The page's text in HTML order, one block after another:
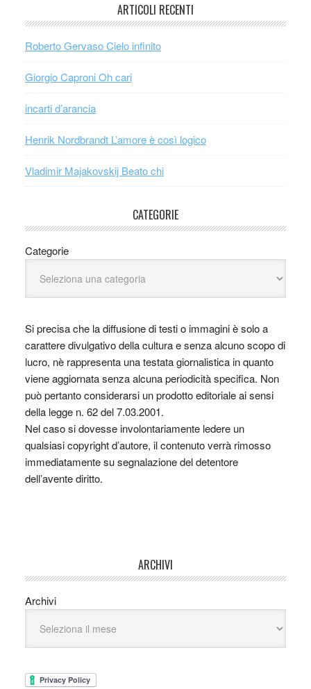
ARTICOLI RECENTI
Roberto Gervaso Cielo infinito
Giorgio Caproni Oh cari
incarti d’arancia
Henrik Nordbrandt L’amore è così logico
Vladimir Majakovskij Beato chi
CATEGORIE
Categorie
Si precisa che la diffusione di testi o immagini è solo a
carattere divulgativo della cultura e senza alcuno scopo di
lucro, nè rappresenta una testata giornalistica in quanto
viene aggiornata senza alcuna periodicità specifica. Non
può pertanto considerarsi un prodotto editoriale ai sensi
della legge n. 62 del 7.03.2001.
Nel caso si dovesse involontariamente ledere un
qualsiasi copyright d’autore, il contenuto verrà rimosso
immediatamente su segnalazione del detentore
dell’avente diritto.
ARCHIVI
Archivi